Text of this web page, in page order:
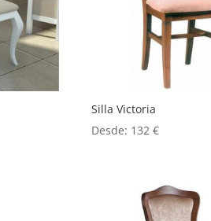
Silla Victoria
Desde: 132€